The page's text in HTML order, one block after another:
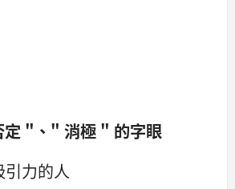
"、" 消極 " 的字眼
力的人